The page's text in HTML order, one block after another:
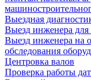
Выездная
Выезд инженера для
Выезд инженера на
обследования
Центровка валов
Проверка работы